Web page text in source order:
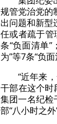
规管党治党的
出问题和新型
任或者疏于管
条“负面清单
为”等7条“负
“近年来
干部在这个时
集团一名纪检
部“八小时之